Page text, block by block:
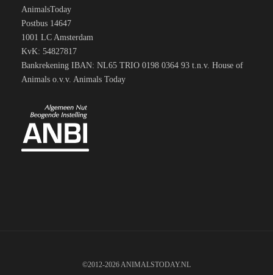
AnimalsToday
Postbus 14647
1001 LC Amsterdam
KvK: 54827817
Bankrekening IBAN: NL65 TRIO 0198 0364 93 t.n.v. House of
Animals o.v.v. Animals Today
©2012-2026 ANIMALSTODAY.NL